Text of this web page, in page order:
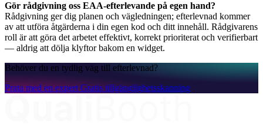
Gör rådgivning oss EAA-efterlevande på egen hand?
Rådgivning ger dig planen och vägledningen; efterlevnad kommer
av att utföra åtgärderna i din egen kod och ditt innehåll. Rådgivarens
roll är att göra det arbetet effektivt, korrekt prioriterat och verifierbart
— aldrig att dölja klyftor bakom en widget.
Behöver du en tydlig väg till efterlevnad?
Prata med en expert Gratis tillgänglighetsskanning